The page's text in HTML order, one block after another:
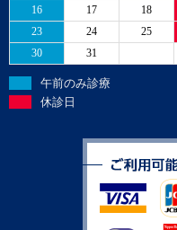
16
17 18
23
24 25
30
31
午前のみ診療
休診日